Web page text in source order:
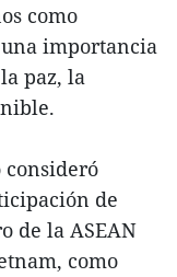
como
importancia
paz, la
de
de la ASEAN
como